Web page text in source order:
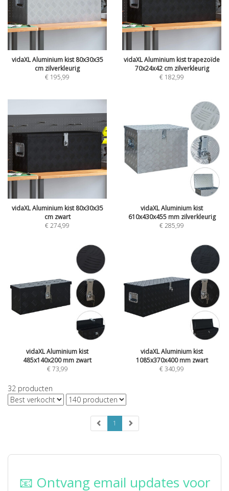
vidaXL Aluminium kist 80x30x35
cm zilverkleurig
€ 195,99
vidaXL Aluminium kist trapezoïde
70x24x42 cm zilverkleurig
€ 182,99
vidaXL Aluminium kist 80x30x35
cm zwart
€274,99
vidaXL Aluminium kist
610x430x455 mm zilverkleurig
€285,99
vidaXL Aluminium kist
485x140x200 mm zwart
€73,99
vidaXL Aluminium kist
1085x370x400 mm zwart
€340,99
32 producten
1
📧 Ontvang email updates voor